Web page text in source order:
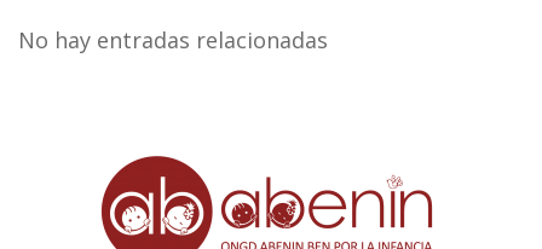
No hay entradas relacionadas